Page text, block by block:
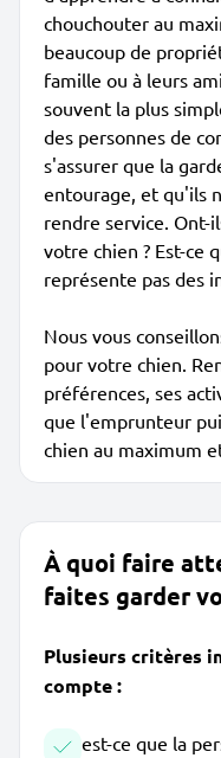
chouchouter au
beaucoup de
famille ou à leurs
souvent la plus
des personnes de
s'assurer que la
entourage, et qu'ils
rendre service. Ont-
votre chien ? Est-ce
représente pas des
Nous vous
pour votre chien.
préférences, ses
que l'emprunteur
chien au maximum
À quoi faire
faites garder
Plusieurs critères
compte :
est-ce que la